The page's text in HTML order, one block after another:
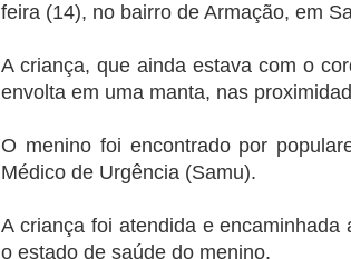
feira (14), no bairro de Armação, em
A criança, que ainda estava com o
envolta em uma manta, nas
O menino foi encontrado por
Médico de Urgência (Samu).
A criança foi atendida e
o estado de saúde do menino.